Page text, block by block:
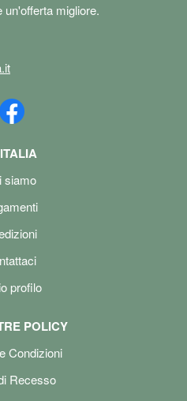
un'offerta migliore.
siamo
profilo
POLICY
Condizioni
Recesso